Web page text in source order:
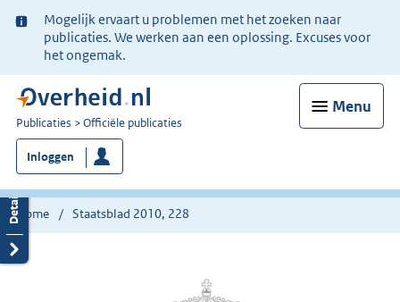
Ter
informatie:
Mogelijk ervaart u problemen met het zoeken naar
publicaties. We werken aan een oplossing. Excuses voor
het ongemak.
Menu
U
bent
nu
hier:
Publicaties Officiële publicaties
Inloggen
Home Staatsblad 2010, 228